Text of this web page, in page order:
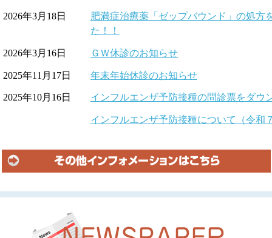
2026年3月18日
肥満症治療薬「ゼップバウンド」の処方
た！！
2026年3月16日 ＧＷ休診のお知らせ
2025年11月17日 年末年始休診のお知らせ
2025年10月16日 インフルエンザ予防接種の問診票をダウ
インフルエンザ予防接種について（令和